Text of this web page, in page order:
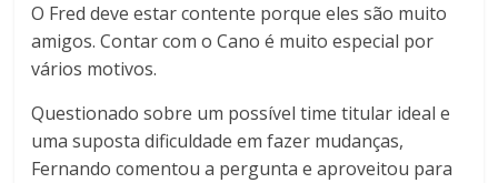
O Fred deve estar contente porque eles são muito
amigos. Contar com o Cano é muito especial por
vários motivos.
Questionado sobre um possível time titular ideal e
uma suposta dificuldade em fazer mudanças,
Fernando comentou a pergunta e aproveitou para